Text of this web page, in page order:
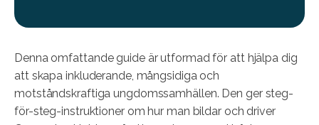
Denna omfattande guide är utformad för att hjälpa dig
att skapa inkluderande, mångsidiga och
motståndskraftiga ungdomssamhällen. Den ger steg-
för-steg-instruktioner om hur man bildar och driver